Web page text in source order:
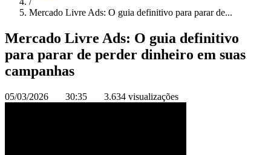
Mercado Livre Ads: O guia definitivo para parar de...
Mercado Livre Ads: O guia definitivo
para parar de perder dinheiro em suas
campanhas
05/03/2026 30:35 3.634 visualizações